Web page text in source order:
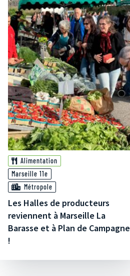
Alimentation
Marseille 11e
Métropole
Les Halles de producteurs
reviennent à Marseille La
Barasse et à Plan de Campagne
!